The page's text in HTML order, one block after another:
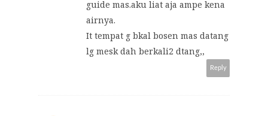
guide mas.aku liat aja ampe kena
airnya.
It tempat g bkal bosen mas datang
lg mesk dah berkali2 dtang,,
Reply